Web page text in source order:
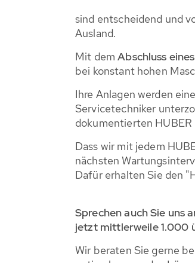
sind entscheidend und
Ausland.
Mit demAbschluss
bei konstant hohen
Ihre Anlagen werden
Servicetechniker
dokumentierten
Dass wir mit jedem
nächsten
Dafür erhalten Sie den
Sprechen auch Sie uns
jetzt mittlerweile 1.000
Wir beraten Sie gerne